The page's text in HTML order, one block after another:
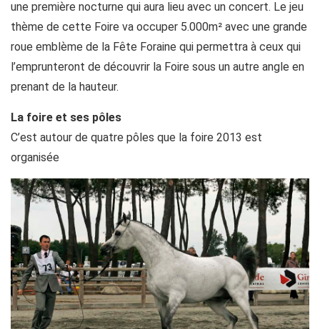
une première nocturne qui aura lieu avec un concert. Le jeu
thème de cette Foire va occuper 5.000m² avec une grande
roue emblème de la Fête Foraine qui permettra à ceux qui
l’emprunteront de découvrir la Foire sous un autre angle en
prenant de la hauteur.
La foire et ses pôles
C’est autour de quatre pôles que la foire 2013 est
organisée